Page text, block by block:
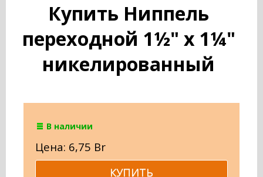
Купить Ниппель
переходной 1½" x 1¼"
никелированный
В наличии
Цена: 6,75 Br